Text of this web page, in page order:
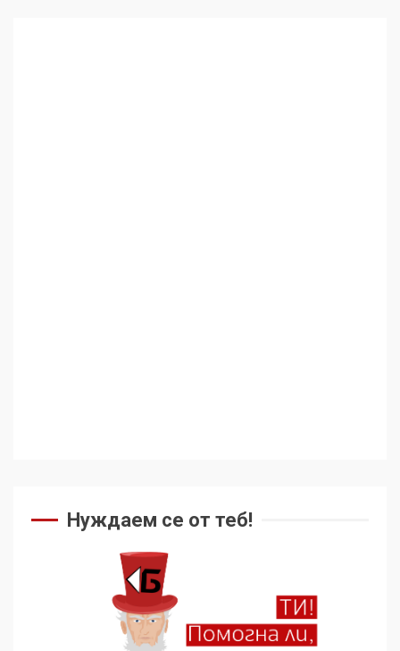
Нуждаем се от теб!